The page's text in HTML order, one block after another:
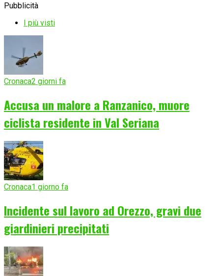
Pubblicità
I più visti
Cronaca2 giorni fa
Accusa un malore a Ranzanico, muore
ciclista residente in Val Seriana
Cronaca1 giorno fa
Incidente sul lavoro ad Orezzo, gravi due
giardinieri precipitati